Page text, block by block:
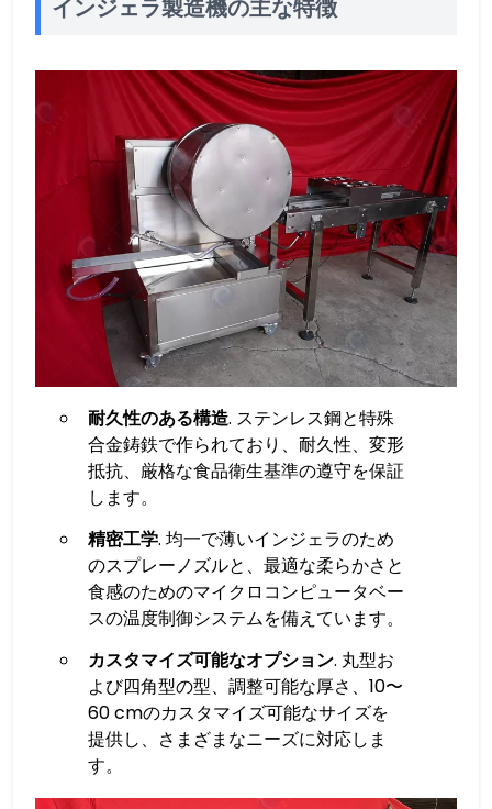
インジェラ製造機の主な特徴
耐久性のある構造. ステンレス鋼と特殊
合金鋳鉄で作られており、耐久性、変形
抵抗、厳格な食品衛生基準の遵守を保証
します。
精密工学. 均一で薄いインジェラのため
のスプレーノズルと、最適な柔らかさと
食感のためのマイクロコンピュータベー
スの温度制御システムを備えています。
カスタマイズ可能なオプション. 丸型お
よび四角型の型、調整可能な厚さ、10〜
60 cmのカスタマイズ可能なサイズを
提供し、さまざまなニーズに対応しま
す。